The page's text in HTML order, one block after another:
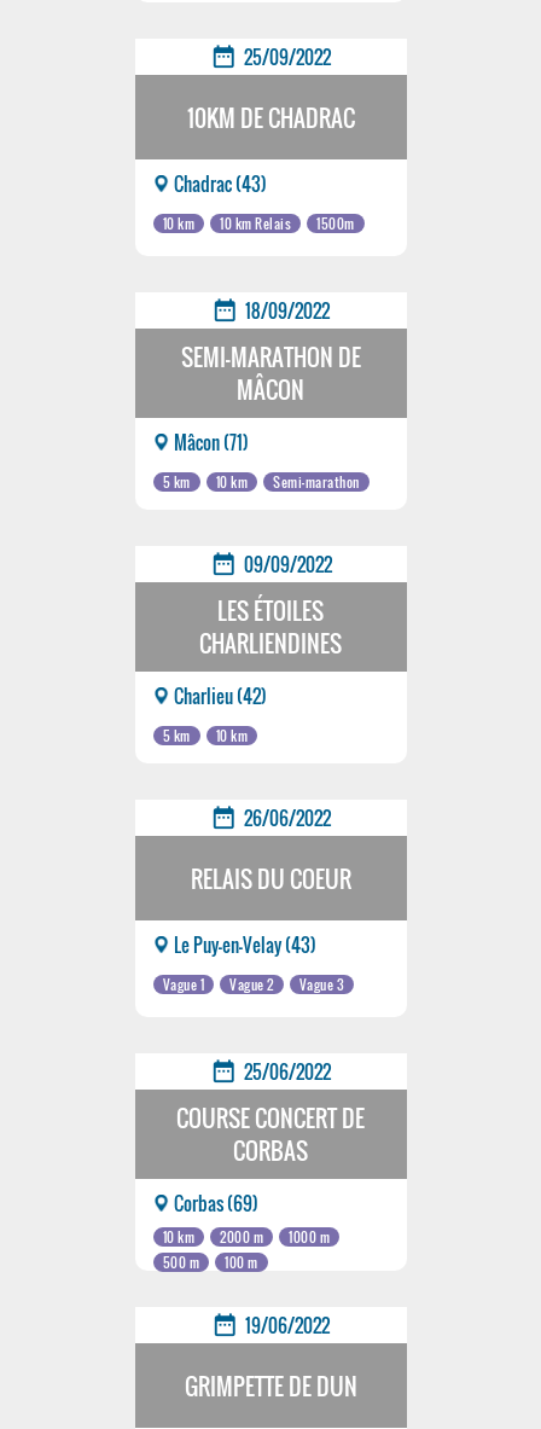
date_range 25/09/2022
10KM DE CHADRAC
Chadrac (43)
10 km 10 km Relais 1500m
date_range 18/09/2022
SEMI-MARATHON DE
MÂCON
Mâcon (71)
5 km 10 km Semi-marathon
date_range 09/09/2022
LES ÉTOILES
CHARLIENDINES
Charlieu (42)
5 km 10 km
date_range 26/06/2022
RELAIS DU COEUR
Le Puy-en-Velay (43)
Vague 1 Vague 2 Vague 3
date_range 25/06/2022
COURSE CONCERT DE
CORBAS
Corbas (69)
10 km 2000 m
1000 m
500 m
100 m
date_range 19/06/2022
GRIMPETTE DE DUN